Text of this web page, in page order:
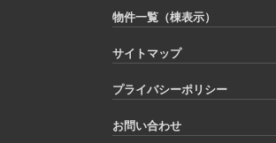
物件一覧（棟表示）
サイトマップ
プライバシーポリシー
お問い合わせ